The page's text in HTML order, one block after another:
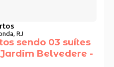
RJ
sendo 03 suítes
Belvedere -